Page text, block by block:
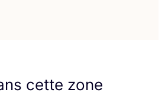
cette zone